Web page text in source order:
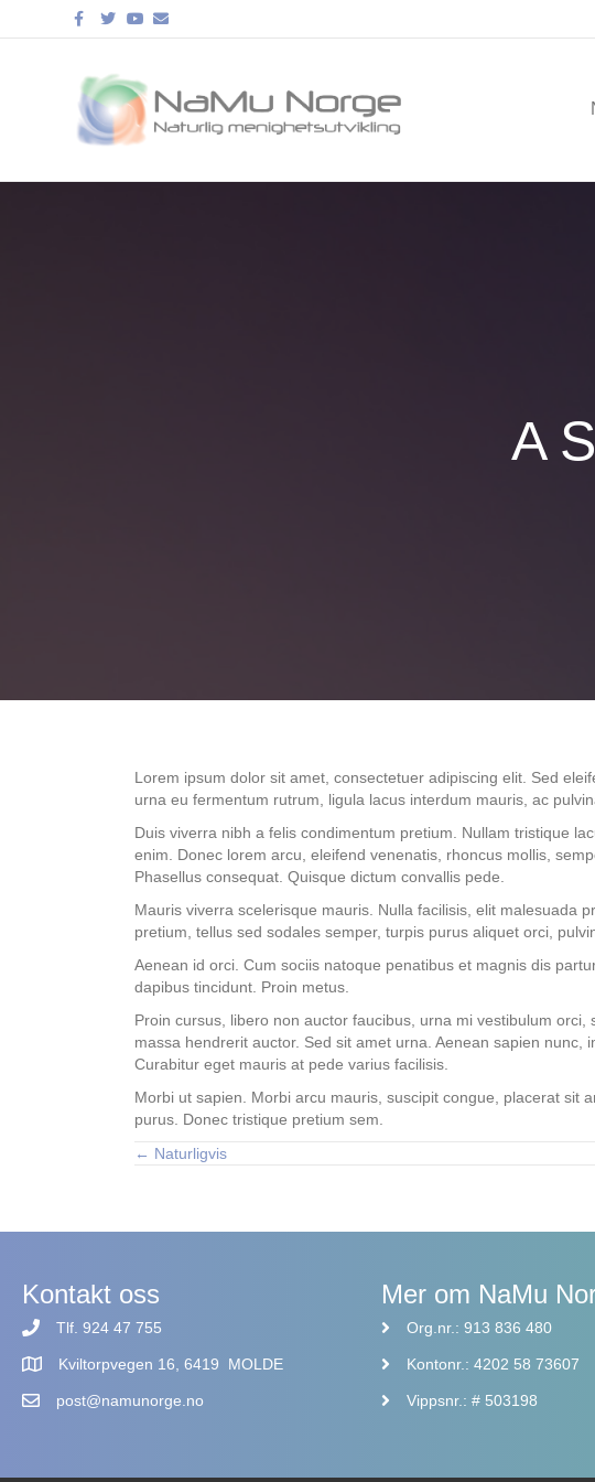
Facebook
TwitterYoutube
Email
A
Lorem ipsum dolor sit amet, consectetuer adipiscing elit. Sed
urna eu fermentum rutrum, ligula lacus interdum mauris, ac
Duis viverra nibh a felis condimentum pretium. Nullam tristique
enim. Donec lorem arcu, eleifend venenatis, rhoncus mollis,
Phasellus consequat. Quisque dictum convallis pede.
Mauris viverra scelerisque mauris. Nulla facilisis, elit malesuada
pretium, tellus sed sodales semper, turpis purus aliquet orci,
Aenean id orci. Cum sociis natoque penatibus et magnis dis
dapibus tincidunt. Proin metus.
Proin cursus, libero non auctor faucibus, urna mi vestibulum
massa hendrerit auctor. Sed sit amet urna. Aenean sapien
Curabitur eget mauris at pede varius facilisis.
Morbi ut sapien. Morbi arcu mauris, suscipit congue, placerat sit
purus. Donec tristique pretium sem.
Posts
← Naturligvis
Kontakt oss
Tlf. 924 47 755
Kviltorpvegen 16, 6419 MOLDE
post@namunorge.no
Mer om NaMu
Org.nr.: 913 836 480
Kontonr.: 4202 58 73607
Vippsnr.: # 503198